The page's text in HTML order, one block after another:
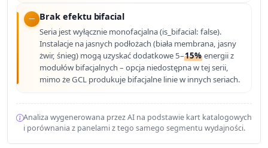
Brak efektu bifacial
Seria jest wyłącznie monofacjalna (is_bifacial: false).
Instalacje na jasnych podłożach (biała membrana, jasny
żwir, śnieg) mogą uzyskać dodatkowe 5–15% energii z
modułów bifacjalnych – opcja niedostępna w tej serii,
mimo że GCL produkuje bifacjalne linie w innych seriach.
Analiza wygenerowana przez AI na podstawie kart katalogowych
i porównania z panelami z tego samego segmentu wydajności.